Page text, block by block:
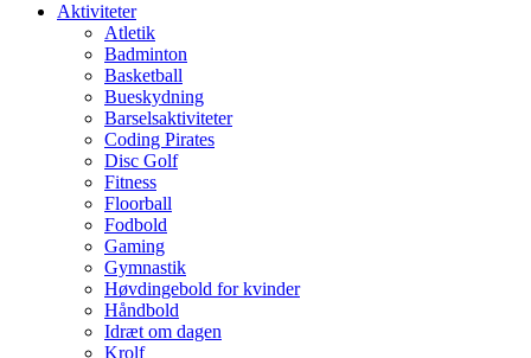
Aktiviteter
Atletik
Badminton
Basketball
Bueskydning
Barselsaktiviteter
Coding Pirates
Disc Golf
Fitness
Floorball
Fodbold
Gaming
Gymnastik
Høvdingebold for kvinder
Håndbold
Idræt om dagen
Krolf